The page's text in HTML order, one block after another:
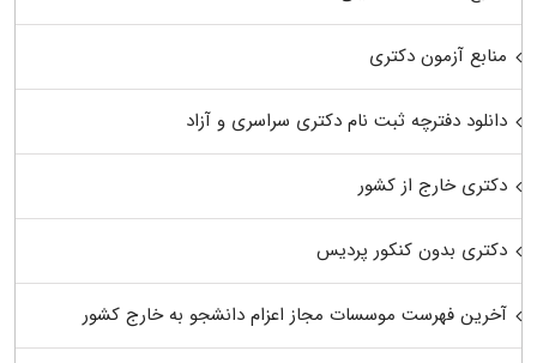
منابع آزمون دکتری
دانلود دفترچه ثبت نام دکتری سراسری و آزاد
دکتری خارج از کشور
دکتری بدون کنکور پردیس
آخرین فهرست موسسات مجاز اعزام دانشجو به خارج کشور